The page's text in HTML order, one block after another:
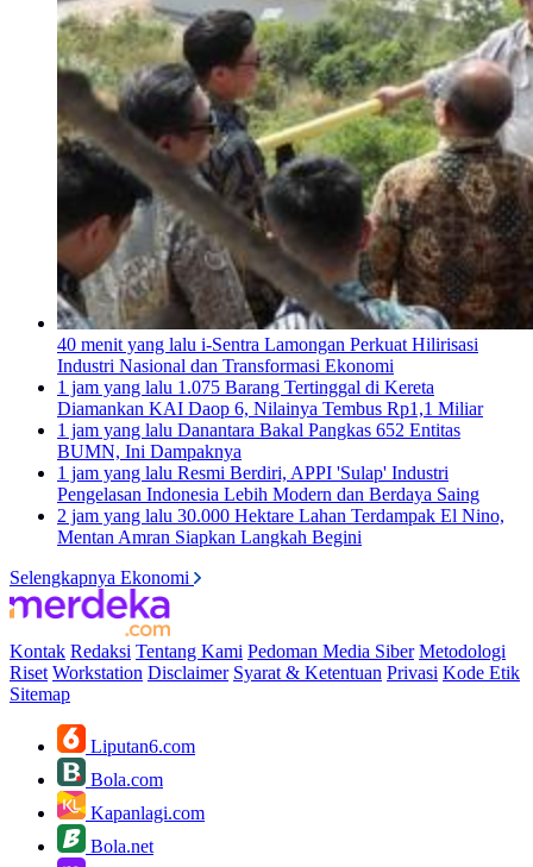
40 menit yang lalu i-Sentra Lamongan Perkuat Hilirisasi
Industri Nasional dan Transformasi Ekonomi
1 jam yang lalu 1.075 Barang Tertinggal di Kereta
Diamankan KAI Daop 6, Nilainya Tembus Rp1,1 Miliar
1 jam yang lalu Danantara Bakal Pangkas 652 Entitas
BUMN, Ini Dampaknya
1 jam yang lalu Resmi Berdiri, APPI 'Sulap' Industri
Pengelasan Indonesia Lebih Modern dan Berdaya Saing
2 jam yang lalu 30.000 Hektare Lahan Terdampak El Nino,
Mentan Amran Siapkan Langkah Begini
Selengkapnya Ekonomi
Kontak Redaksi Tentang Kami Pedoman Media Siber Metodologi
Riset Workstation Disclaimer Syarat & Ketentuan Privasi Kode Etik
Sitemap
Liputan6.com
Bola.com
Kapanlagi.com
Bola.net